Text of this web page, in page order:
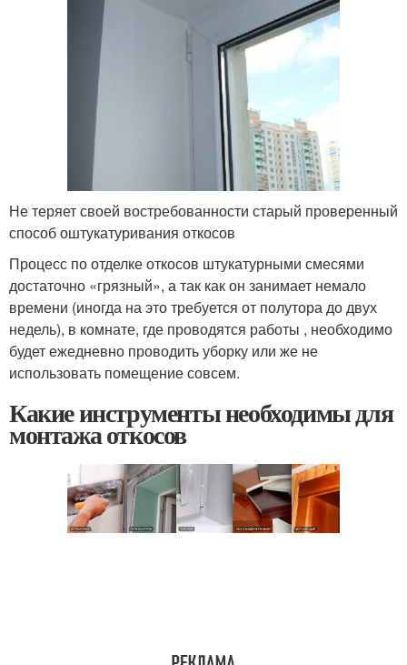
Не теряет своей востребованности старый проверенный
способ оштукатуривания откосов
Процесс по отделке откосов штукатурными смесями
достаточно «грязный», а так как он занимает немало
времени (иногда на это требуется от полутора до двух
недель), в комнате, где проводятся работы , необходимо
будет ежедневно проводить уборку или же не
использовать помещение совсем.
Какие инструменты необходимы для
монтажа откосов